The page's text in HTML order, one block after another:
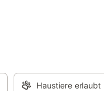
Haustiere erlaubt